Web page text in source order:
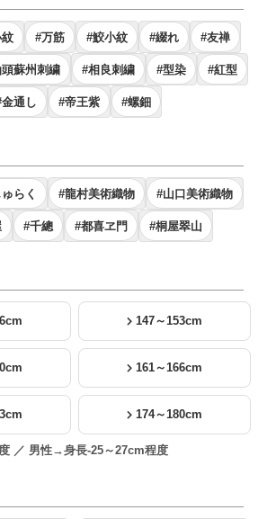
#万筋 #鮫小紋 #綴れ #友禅
蘇州刺繍 #相良刺繍 #型染 #紅型
通し #帝王紫 #螺鈿
らく #龍村美術織物 #山口美術織物
#千總 #都喜ヱ門 #桐屋翠山
147～153cm
161～166cm
174～180cm
／ 男性→身長-25～27cm程度